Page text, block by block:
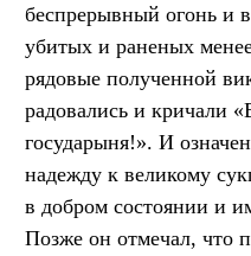
беспрерывный огонь и
убитых и раненых
рядовые полученной
радовались и кричали
государыня!». И
надежду к великому
в добром состоянии и
Позже он отмечал, что